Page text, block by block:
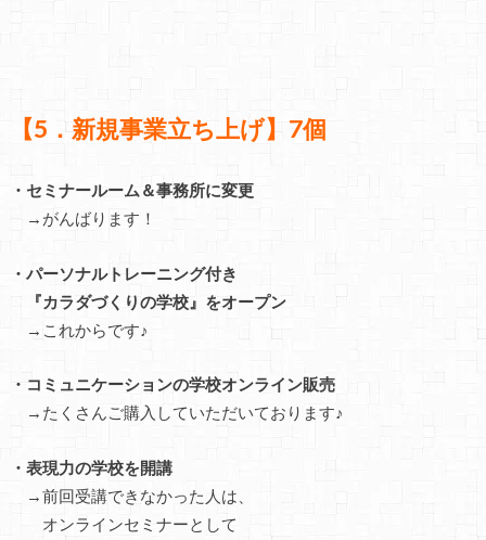
【5．新規事業立ち上げ】7個
・セミナールーム＆事務所に変更
→がんばります！
・パーソナルトレーニング付き
『カラダづくりの学校』をオープン
→これからです♪
・コミュニケーションの学校オンライン販売
→たくさんご購入していただいております♪
・表現力の学校を開講
→前回受講できなかった人は、
オンラインセミナーとして